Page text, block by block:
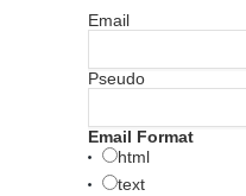
Email
Pseudo
Email Format
html
text